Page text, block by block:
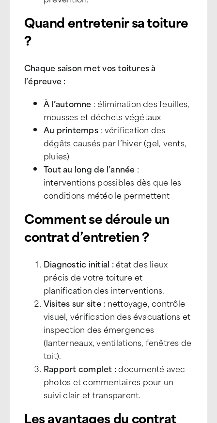
Quand entretenir sa toiture
?
Chaque saison met vos toitures à
l’épreuve :
À l’automne : élimination des feuilles,
mousses et déchets végétaux
Au printemps: vérification des
dégâts causés par l’hiver (gel, vents,
pluies)
Tout au long de l’année :
interventions possibles dès que les
conditions météo le permettent
Comment se déroule un
contrat d’entretien ?
Diagnostic initial :état des lieux
précis de votre toiture et
planification des interventions.
Visites sur site : nettoyage, contrôle
visuel, vérification des évacuations et
inspection des émergences
(lanterneaux, ventilations, fenêtres de
toit).
Rapport complet :documenté avec
photos et commentaires pour un
suivi clair et transparent.
Les avantages du contrat